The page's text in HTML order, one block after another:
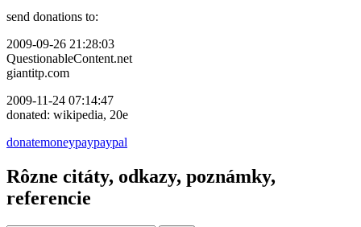
send donations to:
2009-09-26 21:28:03
QuestionableContent.net
giantitp.com
2009-11-24 07:14:47
donated: wikipedia, 20e
donatemoneypaypaypal
Rôzne citáty, odkazy, poznámky,
referencie